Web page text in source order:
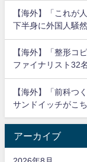
【海外】「これが
下半身に外国人騒然
【海外】「整形コ
ファイナリスト32
【海外】「前科つ
サンドイッチがこ
アーカイブ